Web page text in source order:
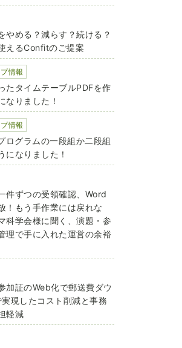
やめる？減らす？続ける？
えるConfitのご提案
情報
たタイムテーブルPDFを作
なりました！
情報
ログラムの一段組か二段組
になりました！
件ずつの受領確認、Word
！もう手作業には戻れな
科学会様に聞く、演題・参
理で手に入れた運営の余裕
加証のWeb化で郵送費ダウ
現したコスト削減と事務
軽減